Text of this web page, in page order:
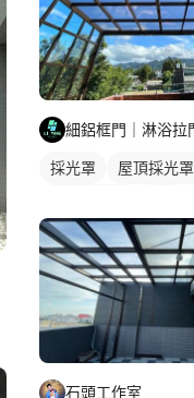
採光罩
屋頂採光罩
石頭工作室